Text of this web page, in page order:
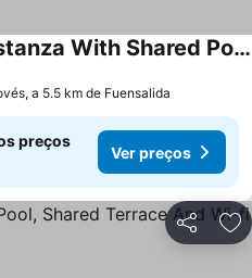
Room Habitación Constanza With Shared Pool, Shared Terrace And Wi-fi
a 5.5 km de Fuensalida
preços
Ver preços
Partilhar